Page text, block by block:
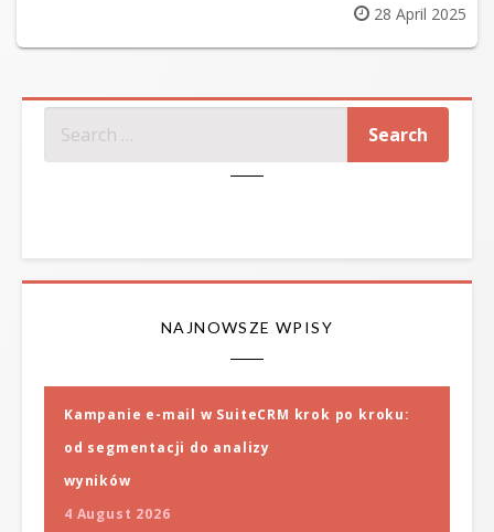
Posted
on
28 April 2025
NAJNOWSZE WPISY
Kampanie e-mail w SuiteCRM krok po kroku:
od segmentacji do analizy
wyników
4 August 2026